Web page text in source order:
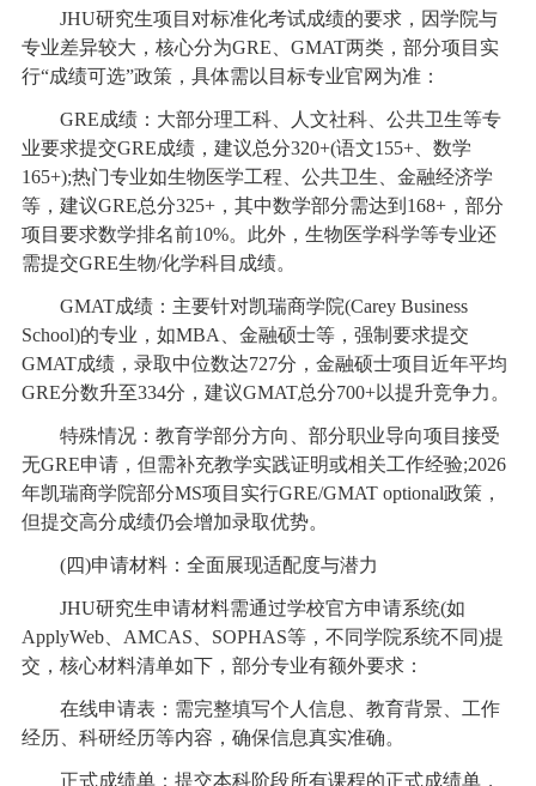
JHU研究生项目对标准化考试成绩的要求，因学院与
专业差异较大，核心分为GRE、GMAT两类，部分项目实
行“成绩可选”政策，具体需以目标专业官网为准：
GRE成绩：大部分理工科、人文社科、公共卫生等专
业要求提交GRE成绩，建议总分320+(语文155+、数学
165+);热门专业如生物医学工程、公共卫生、金融经济学
等，建议GRE总分325+，其中数学部分需达到168+，部分
项目要求数学排名前10%。此外，生物医学科学等专业还
需提交GRE生物/化学科目成绩。
GMAT成绩：主要针对凯瑞商学院(Carey Business
School)的专业，如MBA、金融硕士等，强制要求提交
GMAT成绩，录取中位数达727分，金融硕士项目近年平均
GRE分数升至334分，建议GMAT总分700+以提升竞争力。
特殊情况：教育学部分方向、部分职业导向项目接受
无GRE申请，但需补充教学实践证明或相关工作经验;2026
年凯瑞商学院部分MS项目实行GRE/GMAT optional政策，
但提交高分成绩仍会增加录取优势。
(四)申请材料：全面展现适配度与潜力
JHU研究生申请材料需通过学校官方申请系统(如
ApplyWeb、AMCAS、SOPHAS等，不同学院系统不同)提
交，核心材料清单如下，部分专业有额外要求：
在线申请表：需完整填写个人信息、教育背景、工作
经历、科研经历等内容，确保信息真实准确。
正式成绩单：提交本科阶段所有课程的正式成绩单，